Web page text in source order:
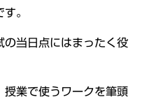
。
の当日点にはまったく役
業で使うワークを筆頭